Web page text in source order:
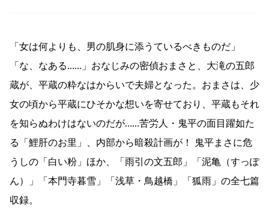
「女は何よりも、男の肌身に添うているべきものだ」
「な、なある……」おなじみの密偵おまさと、大滝の五郎
蔵が、平蔵の粋なはからいで夫婦となった。おまさは、少
女の頃から平蔵にひそかな想いを寄せており、平蔵もそれ
を知らぬわけはないのだが……苦労人・鬼平の面目躍如た
る「鯉肝のお里」、内部から暗殺計画が！ 鬼平まさに危
うしの「白い粉」ほか、「雨引の文五郎」「泥亀（すっぽ
ん）」「本門寺暮雪」「浅草・鳥越橋」「狐雨」の全七篇
収録。